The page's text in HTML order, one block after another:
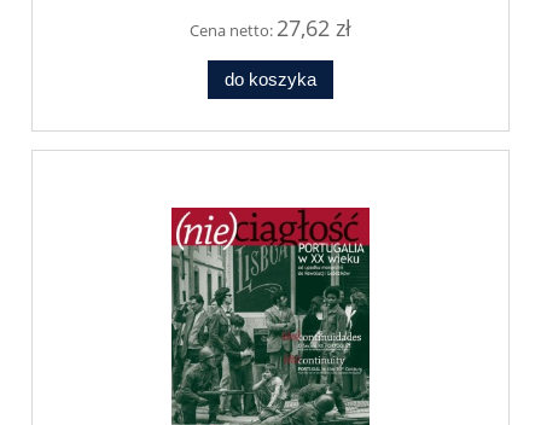
Cena netto: 27,62 zł
do koszyka